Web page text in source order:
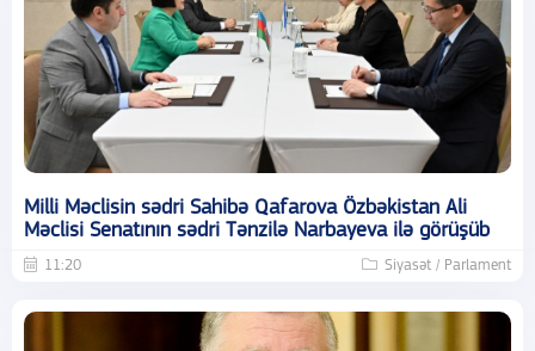
Milli Məclisin sədri Sahibə Qafarova Özbəkistan Ali
Məclisi Senatının sədri Tənzilə Narbayeva ilə görüşüb
11:20 Siyasət / Parlament